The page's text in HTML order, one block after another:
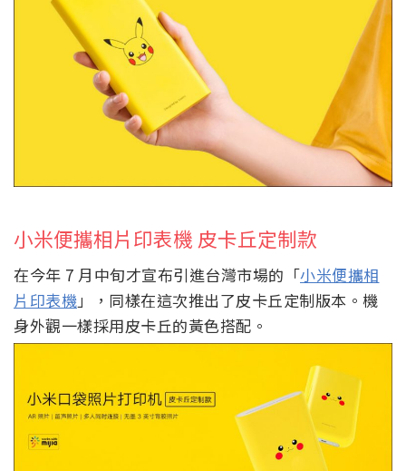
小米便攜相片印表機 皮卡丘定制款
在今年 7 月中旬才宣布引進台灣市場的「小米便攜相
片印表機」，同樣在這次推出了皮卡丘定制版本。機
身外觀一樣採用皮卡丘的黃色搭配。